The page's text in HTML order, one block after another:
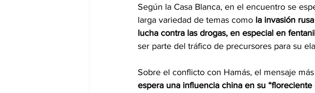
Según la Casa Blanca, en el encuentro se
larga variedad de temas como la invasión
lucha contra las drogas, en especial en
ser parte del tráfico de precursores para su
Sobre el conflicto con Hamás, el mensaje
espera una influencia china en su